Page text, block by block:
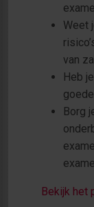
Weet
van
Heb
Borg
Bekijk het